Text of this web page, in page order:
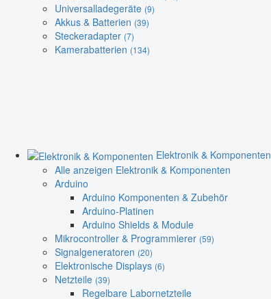
Universalladegeräte (9)
Akkus & Batterien (39)
Steckeradapter (7)
Kamerabatterien (134)
Elektronik & Komponenten
Alle anzeigen Elektronik & Komponenten
Arduino
Arduino Komponenten & Zubehör
Arduino-Platinen
Arduino Shields & Module
Mikrocontroller & Programmierer (59)
Signalgeneratoren (20)
Elektronische Displays (6)
Netzteile (39)
Regelbare Labornetzteile